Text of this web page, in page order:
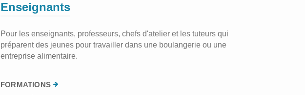
Enseignants
Pour les enseignants, professeurs, chefs d'atelier et les tuteurs qui
préparent des jeunes pour travailler dans une boulangerie ou une
entreprise alimentaire.
FORMATIONS